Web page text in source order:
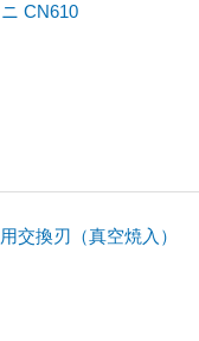
CN610
交換刃（真空焼入）